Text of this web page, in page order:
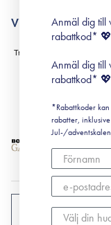
Black Friday
Villkor
Leverans & Retur
Köpvillkor
Cookiepolicy
Anmäl dig till
rabattkod* 💖
Anmäl dig till
rabattkod* 💖
*Rabattkoder
rabatter,
Jul-/